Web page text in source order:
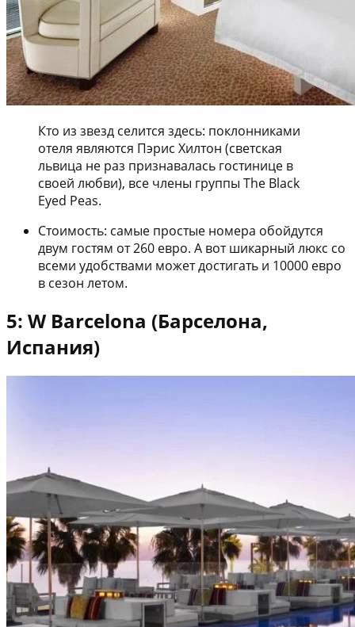
Кто из звезд селится здесь: поклонниками
отеля являются Пэрис Хилтон (светская
львица не раз признавалась гостинице в
своей любви), все члены группы The Black
Eyed Peas.
Стоимость: самые простые номера обойдутся
двум гостям от 260 евро. А вот шикарный люкс со
всеми удобствами может достигать и 10000 евро
в сезон летом.
5: W Barcelona (Барселона,
Испания)